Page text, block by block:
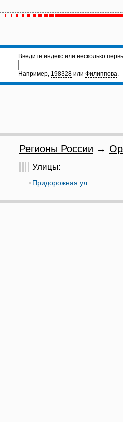
Введите индекс или несколько
Например, 198328 или Филиппова.
Регионы России →
Улицы:
Придорожная ул.